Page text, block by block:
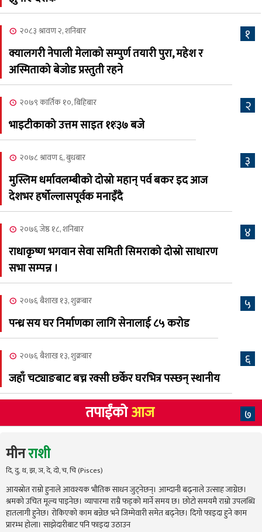
२०८३ श्रावण ६, बुधबार
कामना खबर पत्रिका
७ क्यालगरी नेपाली मेला
२०८३ श्रावण २, शनिबार
८
क्यालगरी नेपाली मेलाको
अस्मिताको बेजोड प्रस्तुती रहने
१
२०८३ श्रावण २, शनिबार
क्यालगरी नेपाली मेलाको सम्पुर्ण तयारी पुरा, महेश र
अस्मिताको बेजोड प्रस्तुती रहने
२
२०७९ कार्तिक १०, बिहिबार
भाइटीकाको उत्तम साइत ११ः३७ बजे
३
२०७८ श्रावण ६, बुधबार
मुस्लिम धर्मावलम्बीको दोस्रो महान् पर्व बकर इद आज
देशभर हर्षोल्लासपूर्वक मनाइँदै
४
२०७६ जेष्ठ १८, शनिबार
राधाकृष्ण भगवान सेवा समिती सिमराको दोस्रो साधारण
सभा सम्पन्न ।
५
२०७६ बैशाख १३, शुक्रबार
पन्ध्र सय घर निर्माणका लागि सेनालाई ८५ करोड
६
२०७६ बैशाख १३, शुक्रबार
जहाँ चट्याङबाट बच्न रक्सी छर्केर घरभित्र पस्छन् स्थानीय
७
तपाईंकोआज
मीनराशी
दि, दु, थ, झ, ञ, दे, दो, च, चि (Pisces)
आयस्रोत राम्रो हुनाले आवश्यक भौतिक साधन जुट्नेछन्। आम्दानी बढ्नाले उत्साह जाग्नेछ।
श्रमको उचित मूल्य पाइनेछ। व्यापारमा राम्रै फड्को मार्ने समय छ। छोटो समयमै राम्रो उपलब्धि
हातलागी हुनेछ। रोकिएको काम बन्नेछ भने जिम्मेवारी समेत बढ्नेछ। दिगो फाइदा हुने काम
प्रारम्भ होला। साझेदारीबाट पनि फाइदा उठाउन